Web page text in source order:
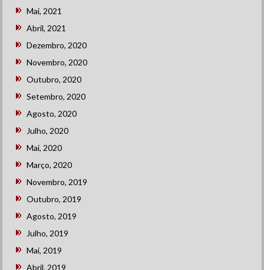
Mai, 2021
Abril, 2021
Dezembro, 2020
Novembro, 2020
Outubro, 2020
Setembro, 2020
Agosto, 2020
Julho, 2020
Mai, 2020
Março, 2020
Novembro, 2019
Outubro, 2019
Agosto, 2019
Julho, 2019
Mai, 2019
Abril, 2019